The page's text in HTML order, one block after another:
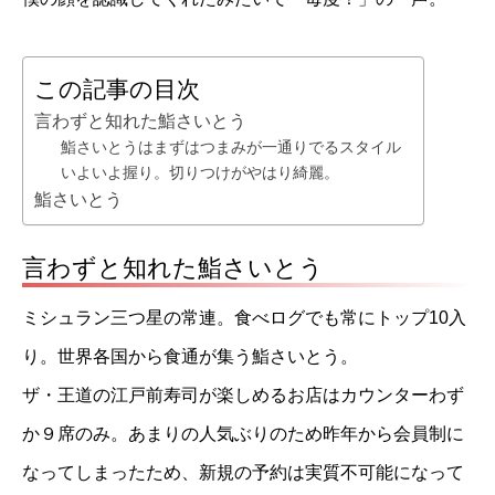
この記事の目次
言わずと知れた鮨さいとう
鮨さいとうはまずはつまみが一通りでるスタイル
いよいよ握り。切りつけがやはり綺麗。
鮨さいとう
言わずと知れた鮨さいとう
ミシュラン三つ星の常連。食べログでも常にトップ10入
り。世界各国から食通が集う鮨さいとう。
ザ・王道の江戸前寿司が楽しめるお店はカウンターわず
か９席のみ。あまりの人気ぶりのため昨年から会員制に
なってしまったため、新規の予約は実質不可能になって